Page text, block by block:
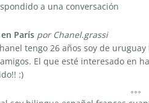
a una conversación
París por Chanel.grassi
tengo 26 años soy de
El que esté interesado en
:)